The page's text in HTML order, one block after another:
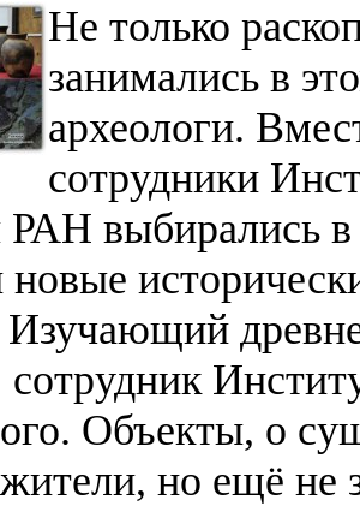
Не только
занимались в
археологи.
сотрудники
РАН выбирались
новые
Изучающий
Объекты, о
но ещё не